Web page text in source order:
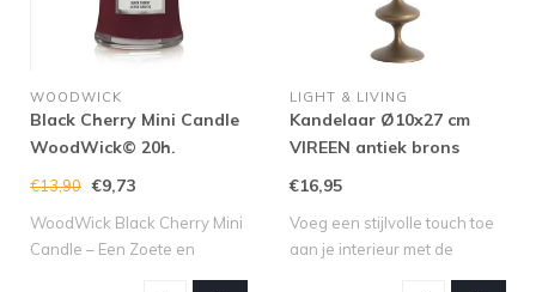
WOODWICK
Black Cherry Mini Candle
WoodWick© 20h.
€13,90 €9,73
WoodWick Black Cherry Mini
Candle – Een Zoete en
LIGHT & LIVING
Kandelaar Ø10x27 cm
VIREEN antiek brons
€16,95
Voeg een stijlvolle touch toe
aan je interieur met de